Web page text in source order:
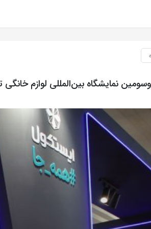
نمایشگاه بین‌المللی لوازم خانگی